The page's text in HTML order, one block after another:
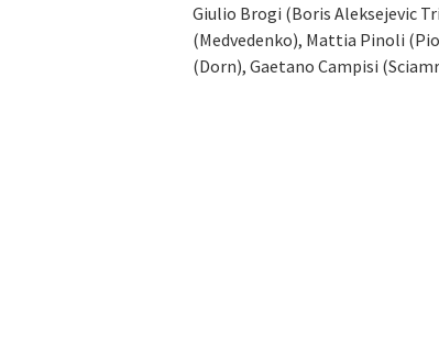
Giulio Brogi (Boris Aleksejevic
(Medvedenko), Mattia Pinoli
(Dorn), Gaetano Campisi